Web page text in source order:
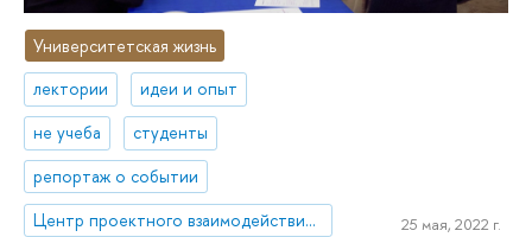
Университетская жизнь
лектории
идеи и опыт
не учеба
студенты
репортаж о событии
Центр проектного взаимодействия бизнеса и права
25 мая, 2022 г.